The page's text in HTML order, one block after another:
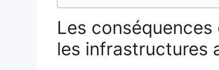
Les
les infrastructures